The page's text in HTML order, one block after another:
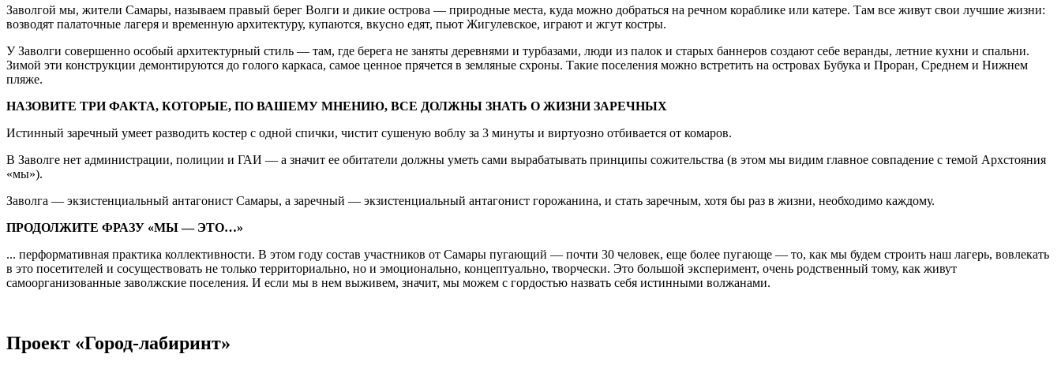
Заволгой мы, жители Самары, называем правый берег Волги и дикие острова — природные места, куда можно добраться на речном кораблике или катере. Там все живут свои лучшие жизни:
возводят палаточные лагеря и временную архитектуру, купаются, вкусно едят, пьют Жигулевское, играют и жгут костры.
У Заволги совершенно особый архитектурный стиль — там, где берега не заняты деревнями и турбазами, люди из палок и старых баннеров создают себе веранды, летние кухни и спальни.
Зимой эти конструкции демонтируются до голого каркаса, самое ценное прячется в земляные схроны. Такие поселения можно встретить на островах Бубука и Проран, Среднем и Нижнем
пляже.
НАЗОВИТЕ ТРИ ФАКТА, КОТОРЫЕ, ПО ВАШЕМУ МНЕНИЮ, ВСЕ ДОЛЖНЫ ЗНАТЬ О ЖИЗНИ ЗАРЕЧНЫХ
Истинный заречный умеет разводить костер с одной спички, чистит сушеную воблу за 3 минуты и виртуозно отбивается от комаров.
В Заволге нет администрации, полиции и ГАИ — а значит ее обитатели должны уметь сами вырабатывать принципы сожительства (в этом мы видим главное совпадение с темой Архстояния
«мы»).
Заволга — экзистенциальный антагонист Самары, а заречный — экзистенциальный антагонист горожанина, и стать заречным, хотя бы раз в жизни, необходимо каждому.
ПРОДОЛЖИТЕ ФРАЗУ «МЫ — ЭТО…»
... перформативная практика коллективности. В этом году состав участников от Самары пугающий — почти 30 человек, еще более пугающе — то, как мы будем строить наш лагерь, вовлекать
в это посетителей и сосуществовать не только территориально, но и эмоционально, концептуально, творчески. Это большой эксперимент, очень родственный тому, как живут
самоорганизованные заволжские поселения. И если мы в нем выживем, значит, мы можем с гордостью назвать себя истинными волжанами.
Проект «Город-лабиринт»